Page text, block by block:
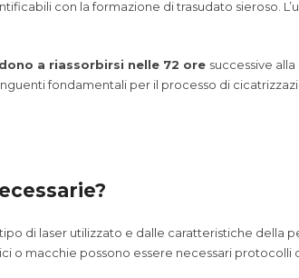
con la formazione di trasudato sieroso.
a riassorbirsi nelle 72 ore successive
fondamentali per il processo di
di laser utilizzato e dalle caratteristiche della
o macchie possono essere necessari